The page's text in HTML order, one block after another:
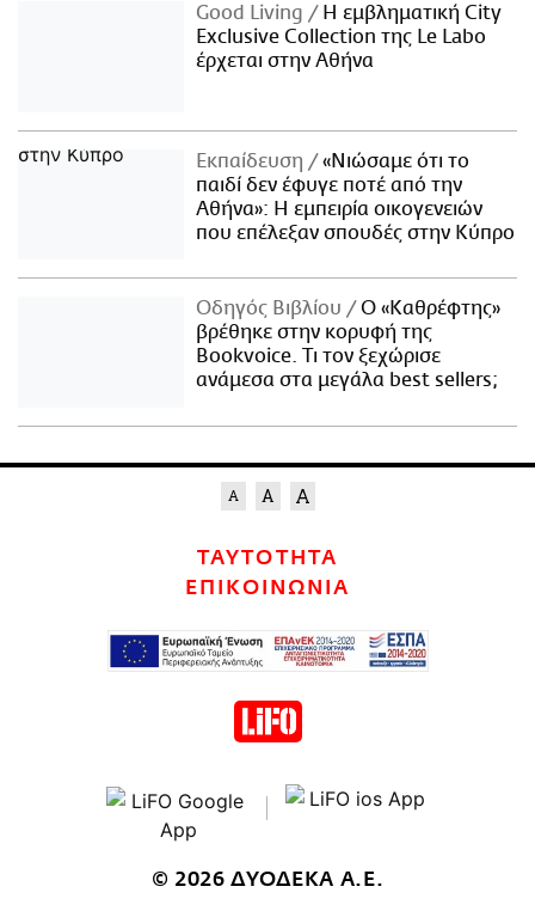
Good Living
Η εμβληματική City
Exclusive Collection της Le Labo
έρχεται στην Αθήνα
Εκπαίδευση
«Νιώσαμε ότι το
παιδί δεν έφυγε ποτέ από την
Αθήνα»: Η εμπειρία οικογενειών
που επέλεξαν σπουδές στην Κύπρο
Οδηγός Βιβλίου
Ο «Καθρέφτης»
βρέθηκε στην κορυφή της
Bookvoice. Τι τον ξεχώρισε
ανάμεσα στα μεγάλα best sellers;
ΤΑΥΤΟΤΗΤΑ
ΕΠΙΚΟΙΝΩΝΙΑ
© 2026 ΔΥΟΔΕΚΑ Α.Ε.